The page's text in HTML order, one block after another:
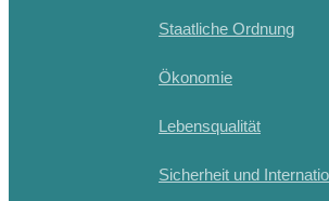
Staatliche Ordnung
Ökonomie
Lebensqualität
Sicherheit und